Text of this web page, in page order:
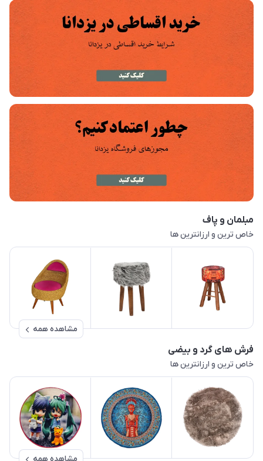
مبلمان و پاف
خاص ترین و ارزانترین ها
مشاهده همه
فرش های گرد و بیضی
خاص ترین و ارزانترین ها